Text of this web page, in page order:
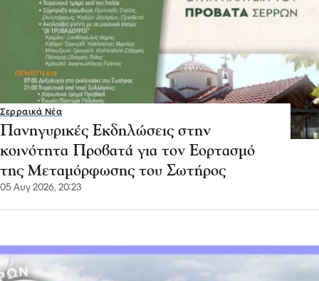
Σερραικά Νέα
Πανηγυρικές Εκδηλώσεις στην
κοινότητα Προβατά για τον Εορτασμό
της Μεταμόρφωσης του Σωτήρος
05 Αυγ 2026, 20:23